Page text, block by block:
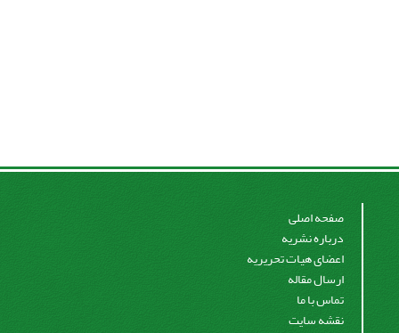
صفحه اصلی
درباره نشریه
اعضای هیات تحریریه
ارسال مقاله
تماس با ما
نقشه سایت